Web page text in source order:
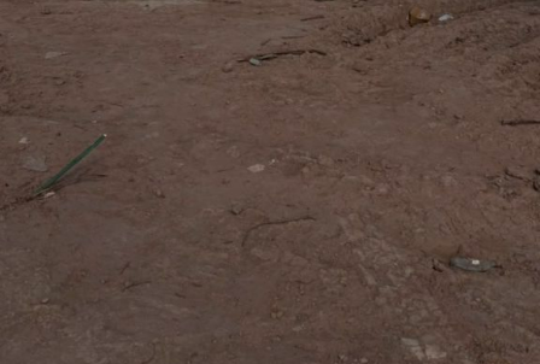
También lee:
Villa de Pozos mantiene acciones por bailes